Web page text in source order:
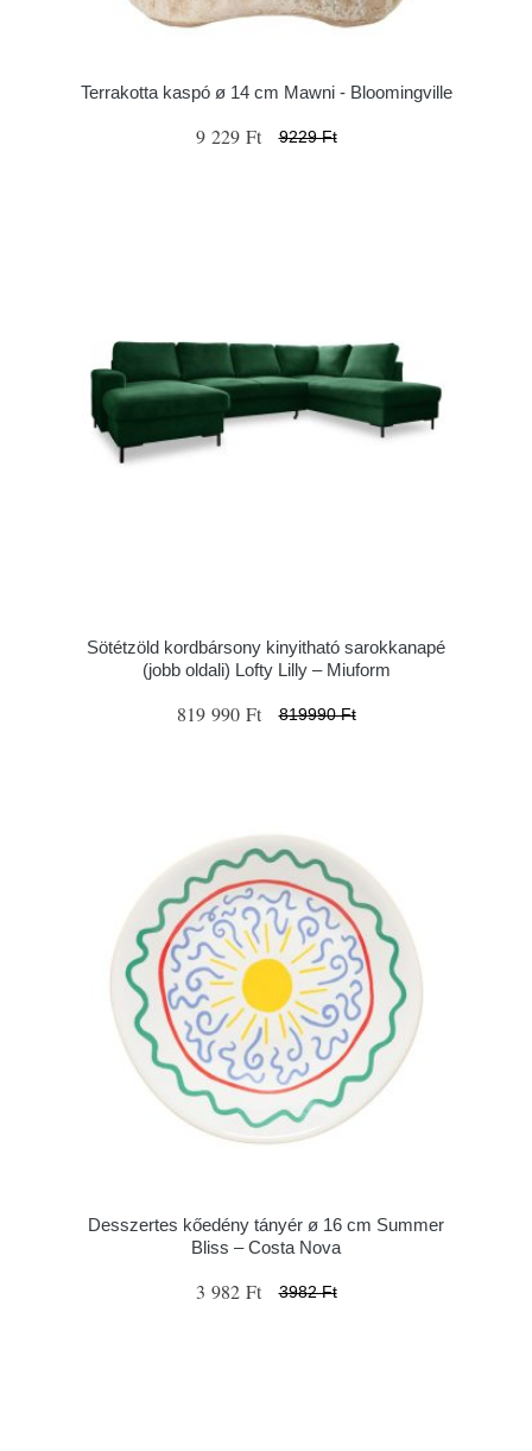
Terrakotta kaspó ø 14 cm Mawni - Bloomingville
9 229 Ft 9229 Ft
Sötétzöld kordbársony kinyitható sarokkanapé
(jobb oldali) Lofty Lilly – Miuform
819 990 Ft 819990 Ft
Desszertes kőedény tányér ø 16 cm Summer
Bliss – Costa Nova
3 982 Ft 3982 Ft